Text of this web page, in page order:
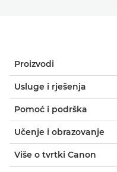
Proizvodi
Usluge i rješenja
Pomoć i podrška
Učenje i obrazovanje
Više o tvrtki Canon